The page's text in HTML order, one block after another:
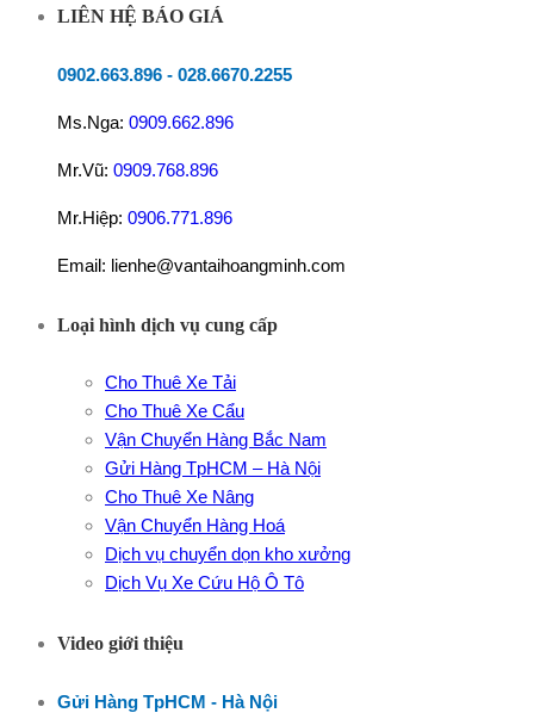
LIÊN HỆ BÁO GIÁ
0902.663.896 - 028.6670.2255
Ms.Nga: 0909.662.896
Mr.Vũ: 0909.768.896
Mr.Hiệp: 0906.771.896
Email: lienhe@vantaihoangminh.com
Loại hình dịch vụ cung cấp
Cho Thuê Xe Tải
Cho Thuê Xe Cẩu
Vận Chuyển Hàng Bắc Nam
Gửi Hàng TpHCM – Hà Nội
Cho Thuê Xe Nâng
Vận Chuyển Hàng Hoá
Dịch vụ chuyển dọn kho xưởng
Dịch Vụ Xe Cứu Hộ Ô Tô
Video giới thiệu
Gửi Hàng TpHCM - Hà Nội